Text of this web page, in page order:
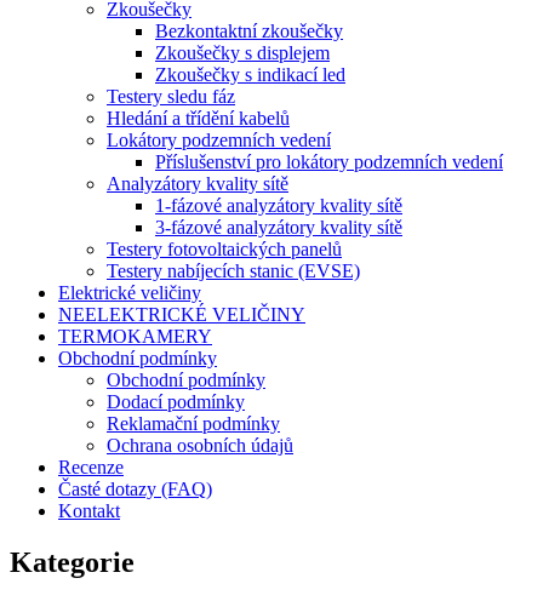
Zkoušečky
Bezkontaktní zkoušečky
Zkoušečky s displejem
Zkoušečky s indikací led
Testery sledu fáz
Hledání a třídění kabelů
Lokátory podzemních vedení
Příslušenství pro lokátory podzemních vedení
Analyzátory kvality sítě
1-fázové analyzátory kvality sítě
3-fázové analyzátory kvality sítě
Testery fotovoltaických panelů
Testery nabíjecích stanic (EVSE)
Elektrické veličiny
NEELEKTRICKÉ VELIČINY
TERMOKAMERY
Obchodní podmínky
Obchodní podmínky
Dodací podmínky
Reklamační podmínky
Ochrana osobních údajů
Recenze
Časté dotazy (FAQ)
Kontakt
Kategorie